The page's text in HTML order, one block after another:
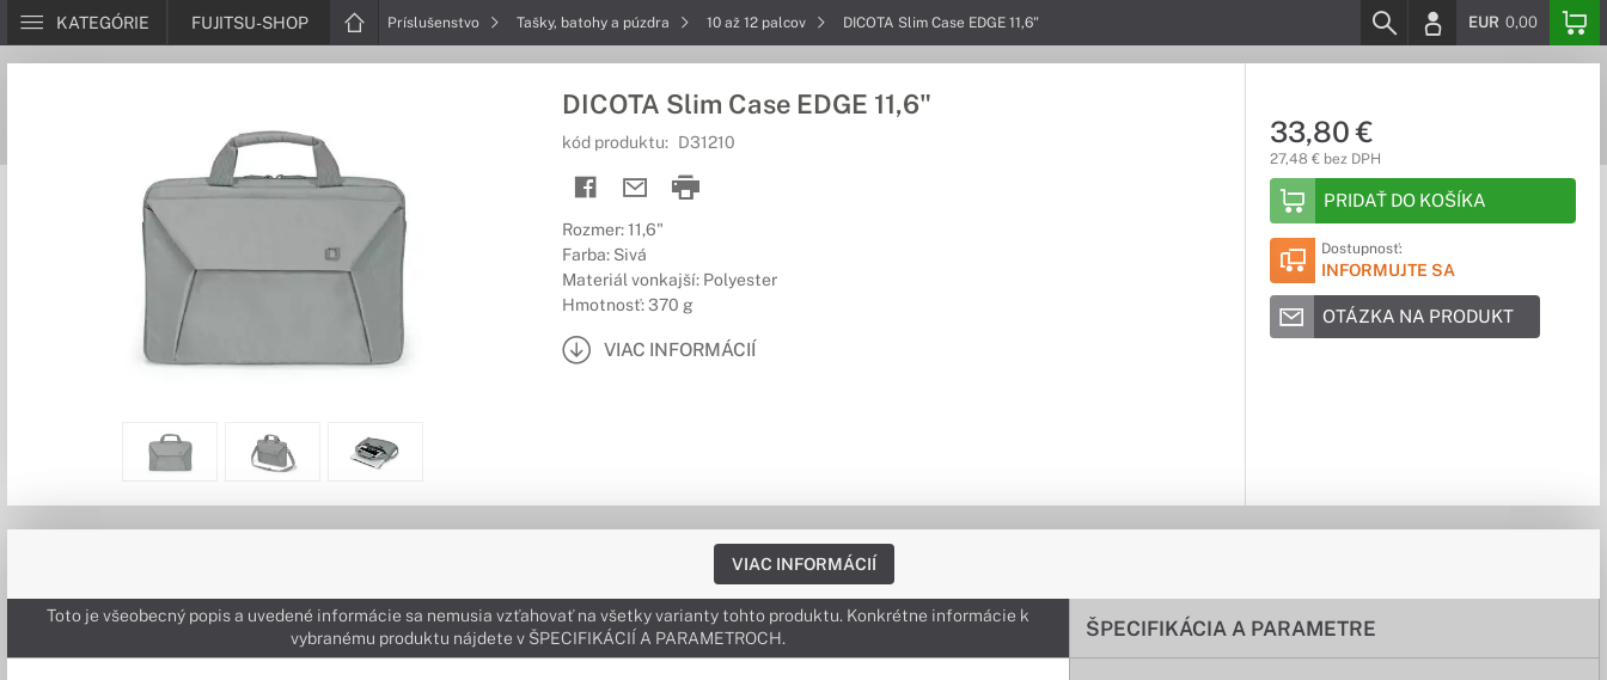
KATEGÓRIE FUJITSU-SHOP Príslušenstvo Tašky, batohy a púzdra 10 až 12 palcov DICOTA Slim Case EDGE 11,6" EUR 0,00
DICOTA Slim Case EDGE 11,6"
kód produktu: D31210
Rozmer: 11,6"
Farba: Sivá
Materiál vonkajší: Polyester
Hmotnosť: 370 g
VIAC INFORMÁCIÍ
33,80 €
27,48 € bez DPH
PRIDAŤ DO KOŠÍKA
Dostupnosť:
INFORMUJTE SA
OTÁZKA NA PRODUKT
VIAC INFORMÁCIÍ
ŠPECIFIKÁCIA A PARAMETRE
Toto je všeobecný popis a uvedené informácie sa nemusia vzťahovať na všetky varianty tohto produktu. Konkrétne informácie k
vybranému produktu nájdete v ŠPECIFIKÁCIÍ A PARAMETROCH.